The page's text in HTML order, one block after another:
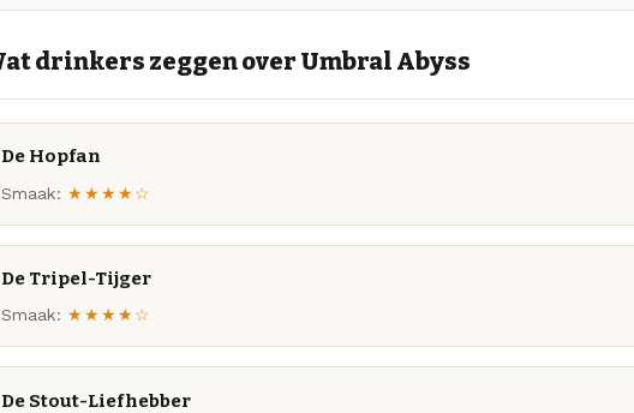
drinkers zeggen over Umbral Abyss
De Hopfan
Smaak: ★★★★☆
De Tripel-Tijger
Smaak: ★★★★☆
De Stout-Liefhebber